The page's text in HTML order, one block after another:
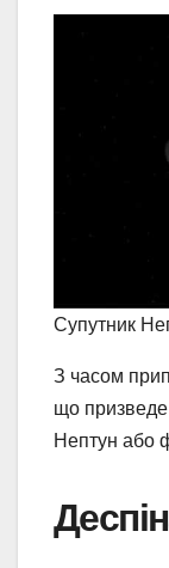
Супутник
З часом
що призведе
Нептун або